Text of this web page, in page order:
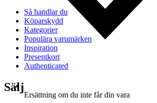
Ersättning om du inte får din vara
Så handlar du
Köparskydd
Kategorier
Populära varumärken
Inspiration
Presentkort
Authenticated
Sälj